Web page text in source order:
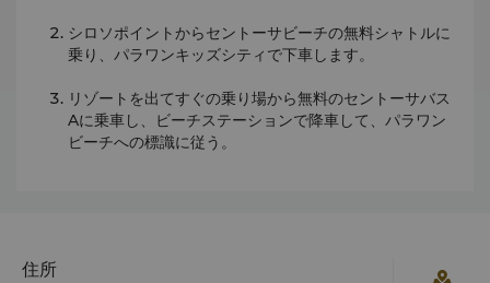
シロソポイントからセントーサビーチの無料シャトルに
乗り、パラワンキッズシティで下車します。
リゾートを出てすぐの乗り場から無料のセントーサバス
Aに乗車し、ビーチステーションで降車して、パラワン
ビーチへの標識に従う。
住所